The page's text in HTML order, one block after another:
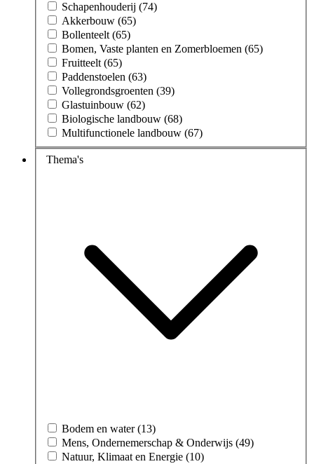
Schapenhouderij (74)
Akkerbouw (65)
Bollenteelt (65)
Bomen, Vaste planten en Zomerbloemen (65)
Fruitteelt (65)
Paddenstoelen (63)
Vollegrondsgroenten (39)
Glastuinbouw (62)
Biologische landbouw (68)
Multifunctionele landbouw (67)
Thema's
Bodem en water (13)
Mens, Ondernemerschap & Onderwijs (49)
Natuur, Klimaat en Energie (10)